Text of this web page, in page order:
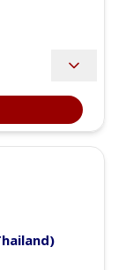
by make sales
for customer
Confirm Order